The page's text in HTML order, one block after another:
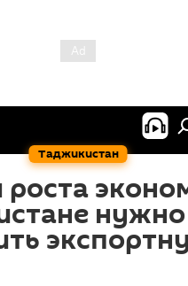
Таджикистан
нужно